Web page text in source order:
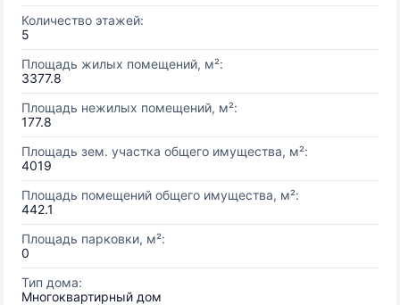
Количество этажей:
5
Площадь жилых помещений, м²:
3377.8
Площадь нежилых помещений, м²:
177.8
Площадь зем. участка общего имущества, м²:
4019
Площадь помещений общего имущества, м²:
442.1
Площадь парковки, м²:
0
Тип дома:
Многоквартирный дом